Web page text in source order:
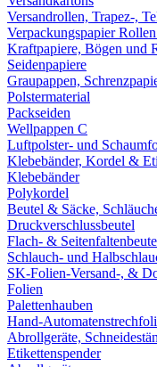
Versandrollen, Trapez-,
Verpackungspapier
Kraftpapiere, Bögen und
Seidenpapiere
Graupappen,
Polstermaterial
Packseiden
Wellpappen C
Luftpolster- und
Klebebänder, Kordel &
Klebebänder
Polykordel
Beutel & Säcke,
Druckverschlussbeutel
Flach- &
Schlauch- und
SK-Folien-Versand-, &
Folien
Palettenhauben
Hand-
Abrollgeräte,
Etikettenspender